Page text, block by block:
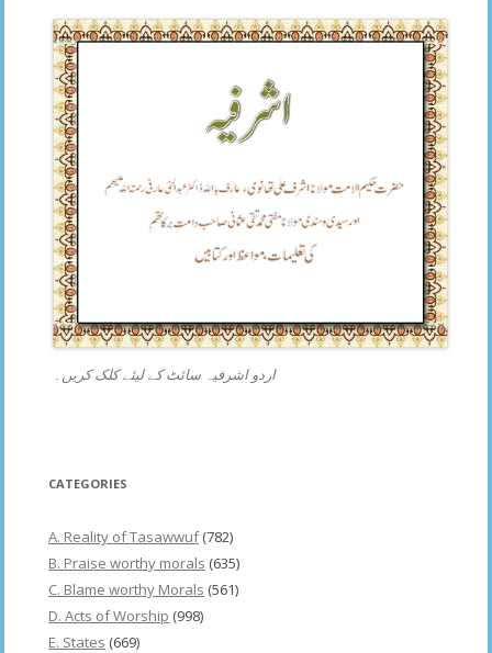
اردو اشرفیہ سائٹ کے لیئے کلک کریں۔
CATEGORIES
A. Reality of Tasawwuf(782)
B. Praise worthy morals (635)
C. Blame worthy Morals (561)
D. Acts of Worship (998)
E. States (669)